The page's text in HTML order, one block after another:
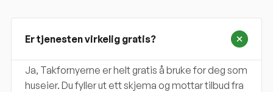
Er tjenesten virkelig gratis?
Ja, Takfornyerne er helt gratis å bruke for deg som
huseier. Du fyller ut ett skjema og mottar tilbud fra